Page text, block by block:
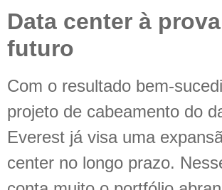
Data center à
futuro
Com o resultado bem-
projeto de cabeamento do
Everest já visa uma
center no longo prazo.